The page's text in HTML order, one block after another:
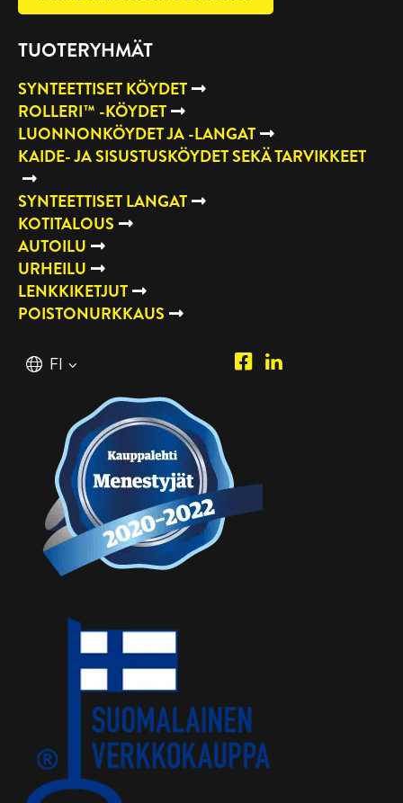
TUOTERYHMÄT
SYNTEETTISET KÖYDET
ROLLERI™ -KÖYDET
LUONNONKÖYDET JA -LANGAT
KAIDE- JA SISUSTUSKÖYDET SEKÄ TARVIKKEET
SYNTEETTISET LANGAT
KOTITALOUS
AUTOILU
URHEILU
LENKKIKETJUT
POISTONURKKAUS
Suomi
FI
Piipposhop.com
Manilla